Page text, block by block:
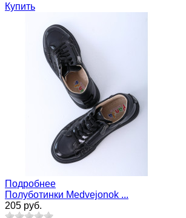
Купить
Подробнее
Полуботинки Medvejonok ...
205 руб.